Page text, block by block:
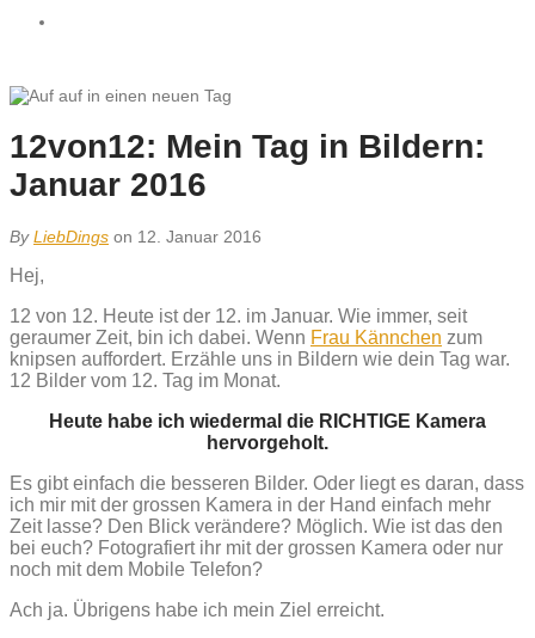
12von12: Mein Tag in Bildern:
Januar 2016
ByLiebDings on 12. Januar 2016
Hej,
12 von 12. Heute ist der 12. im Januar. Wie immer, seit
geraumer Zeit, bin ich dabei. Wenn Frau Kännchen zum
knipsen auffordert. Erzähle uns in Bildern wie dein Tag war.
12 Bilder vom 12. Tag im Monat.
Heute habe ich wiedermal die RICHTIGE Kamera
hervorgeholt.
Es gibt einfach die besseren Bilder. Oder liegt es daran, dass
ich mir mit der grossen Kamera in der Hand einfach mehr
Zeit lasse? Den Blick verändere? Möglich. Wie ist das den
bei euch? Fotografiert ihr mit der grossen Kamera oder nur
noch mit dem Mobile Telefon?
Ach ja. Übrigens habe ich mein Ziel erreicht.